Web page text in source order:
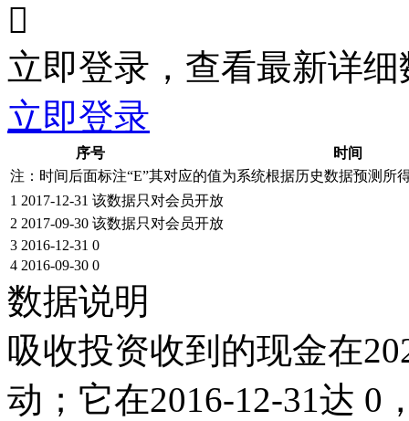

立即登录，查看最新详细
立即登录
序号
时间
注：时间后面标注“E”其对应的值为系统根据历史数据预测所
1 2017-12-31 该数据只对会员开放
2 2017-09-30 该数据只对会员开放
3 2016-12-31 0
4 2016-09-30 0
数据说明
吸收投资收到的现金在
动；它在2016-12-31达 0